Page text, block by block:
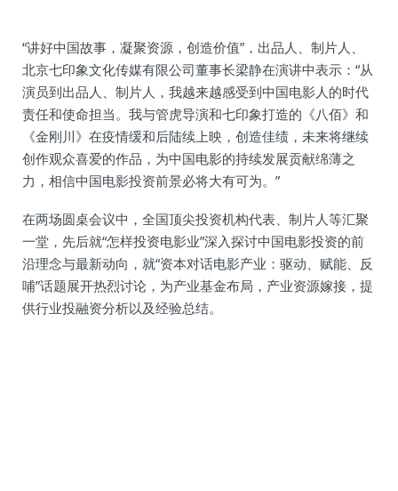
“讲好中国故事，凝聚资源，创造价值”，出品人、制片人、
北京七印象文化传媒有限公司董事长梁静在演讲中表示：“从
演员到出品人、制片人，我越来越感受到中国电影人的时代
责任和使命担当。我与管虎导演和七印象打造的《八佰》和
《金刚川》在疫情缓和后陆续上映，创造佳绩，未来将继续
创作观众喜爱的作品，为中国电影的持续发展贡献绵薄之
力，相信中国电影投资前景必将大有可为。”
在两场圆桌会议中，全国顶尖投资机构代表、制片人等汇聚
一堂，先后就“怎样投资电影业”深入探讨中国电影投资的前
沿理念与最新动向，就“资本对话电影产业：驱动、赋能、反
哺”话题展开热烈讨论，为产业基金布局，产业资源嫁接，提
供行业投融资分析以及经验总结。